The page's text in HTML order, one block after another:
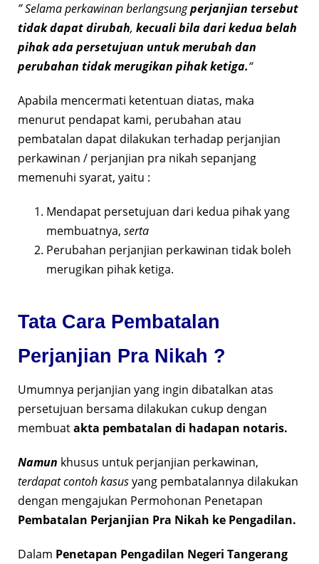
” Selama perkawinan berlangsungperjanjian tersebut
tidak dapat dirubah, kecuali bila dari kedua belah
pihak ada persetujuan untuk merubah dan
perubahan tidak merugikan pihak ketiga.“
Apabila mencermati ketentuan diatas, maka
menurut pendapat kami, perubahan atau
pembatalan dapat dilakukan terhadap perjanjian
perkawinan / perjanjian pra nikah sepanjang
memenuhi syarat, yaitu :
Mendapat persetujuan dari kedua pihak yang
membuatnya, serta
Perubahan perjanjian perkawinan tidak boleh
merugikan pihak ketiga.
Tata Cara Pembatalan
Perjanjian Pra Nikah ?
Umumnya perjanjian yang ingin dibatalkan atas
persetujuan bersama dilakukan cukup dengan
membuatakta pembatalan di hadapan notaris.
Namun khusus untuk perjanjian perkawinan,
terdapat contoh kasusyang pembatalannya dilakukan
dengan mengajukan Permohonan Penetapan
Pembatalan Perjanjian Pra Nikah ke Pengadilan.
Dalam Penetapan Pengadilan Negeri Tangerang